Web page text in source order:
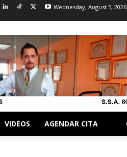
Wednesday, August 5, 2026
VIDEOS AGENDAR CITA